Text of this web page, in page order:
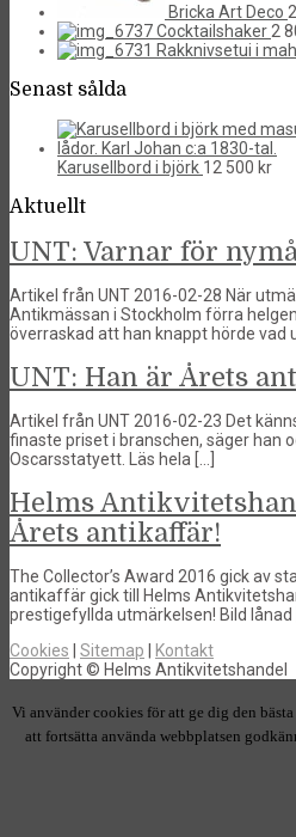
Bricka Art Deco
Cocktailshaker 2
Rakknivsetui i
Senast sålda
Karusellbord i björk 12 500 kr
Aktuellt
UNT: Varnar för
Artikel från UNT 2016-02-28 När
Antikmässan i Stockholm förra
överraskad att han knappt hörde vad
UNT: Han är Årets
Artikel från UNT 2016-02-23 Det
finaste priset i branschen, säger han
Oscarsstatyett. Läs hela […]
Helms
Årets antikaffär!
The Collector’s Award 2016 gick av
antikaffär gick till Helms
prestigefyllda utmärkelsen! Bild lånad
Cookies | Sitemap | Kontakt
Copyright © Helms Antikvitetshandel
Vi använder cookies för att ge dig den
att fortsätta använda webbplatsen